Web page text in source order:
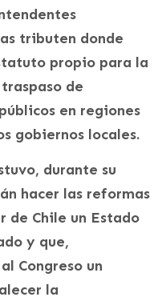
tributen donde
propio para la
de
en regiones
gobiernos locales.
durante su
hacer las reformas
de Chile un Estado
y que,
Congreso un
la